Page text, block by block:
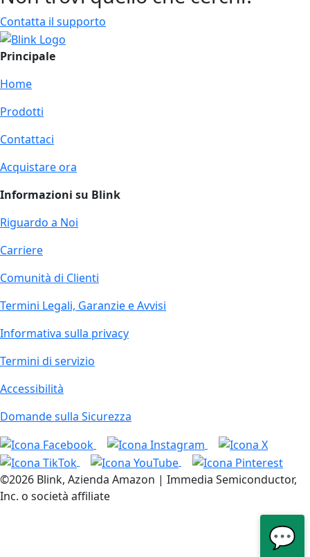
Contatta il supporto
Principale
Home
Prodotti
Contattaci
Acquistare ora
Informazioni su Blink
Riguardo a Noi
Carriere
Comunità di Clienti
Termini Legali, Garanzie e Avvisi
Informativa sulla privacy
Termini di servizio
Accessibilità
Domande sulla Sicurezza
©2026 Blink, Azienda Amazon | Immedia Semiconductor,
Inc. o società affiliate
💬